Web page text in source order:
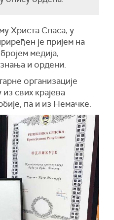
Христа Спаса, у
је пријем на
медија,
и ордени.
организације
свих крајева
па и из Немачке.